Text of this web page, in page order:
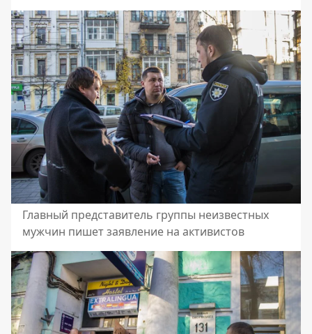
Главный представитель группы неизвестных
мужчин пишет заявление на активистов